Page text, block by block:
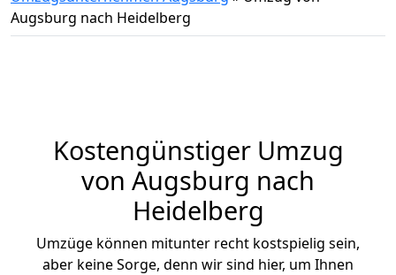
Augsburg nach Heidelberg
Kostengünstiger Umzug
von Augsburg nach
Heidelberg
Umzüge können mitunter recht kostspielig sein,
aber keine Sorge, denn wir sind hier, um Ihnen